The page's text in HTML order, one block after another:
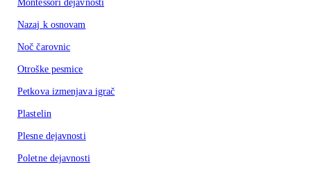
Montessori dejavnosti
Nazaj k osnovam
Noč čarovnic
Otroške pesmice
Petkova izmenjava igrač
Plastelin
Plesne dejavnosti
Poletne dejavnosti